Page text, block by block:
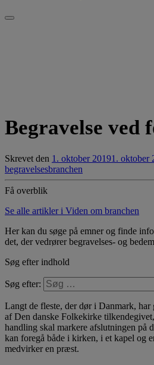
Begravelse ved
Skrevet den 1. oktober 20191. oktober
begravelsesbranchen
Få overblik
Se alle artikler i Viden om branchen
Her kan du søge på emner og finde
det, der vedrører begravelses- og
Søg efter indhold
Søg efter:
Langt de fleste, der dør i Danmark, har
af Den danske Folkekirke
handling skal markere afslutningen på
kan foregå både i kirken, i et kapel og
medvirker en præst.